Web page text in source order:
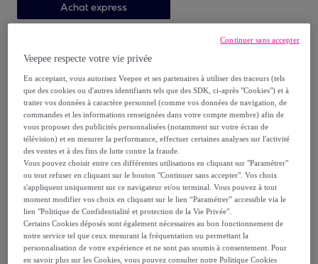
Achat express
MONTEBELLO
Rhum Vieux La Rencontre
Finish Whisky Breton au Blé
Noir | 47,6% vol | 50cl
N/A
109,90 €
Veepee respecte votre vie privée
En acceptant, vous autorisez Veepee et ses partenaires à utiliser des traceurs (tels
que des cookies ou d'autres identifiants tels que des SDK, ci-après "Cookies") et à
traiter vos données à caractère personnel (comme vos données de navigation, de
commandes et les informations renseignées dans votre compte membre) afin de
vous proposer des publicités personnalisées (notamment sur votre écran de
télévision) et en mesurer la performance, effectuer certaines analyses sur l'activité
des ventes et à des fins de lutte contre la fraude.
Vous pouvez choisir entre ces différentes utilisations en cliquant sur "Paramétrer"
ou tout refuser en cliquant sur le bouton "Continuer sans accepter". Vos choix
s'appliquent uniquement sur ce navigateur et/ou terminal. Vous pouvez à tout
moment modifier vos choix en cliquant sur le lien “Paramétrer” accessible via le
lien "Politique de Confidentialité et protection de la Vie Privée".
Certains Cookies déposés sont également nécessaires au bon fonctionnement de
notre service tel que ceux mesurant la fréquentation ou permettant la
personnalisation de votre expérience et ne sont pas soumis à consentement. Pour
en savoir plus sur les Cookies, vous pouvez consulter notre Politique Cookies
Continuer sans accepter